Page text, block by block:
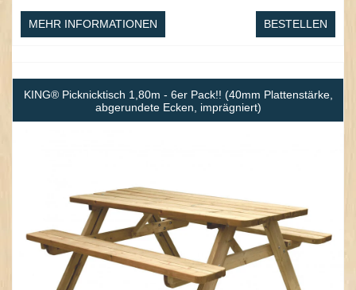
MEHR INFORMATIONEN BESTELLEN
KING® Picknicktisch 1,80m - 6er Pack!! (40mm Plattenstärke,
abgerundete Ecken, imprägniert)